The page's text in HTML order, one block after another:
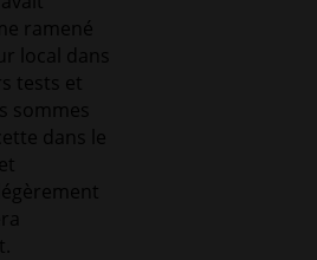
ramené
local dans
tests et
sommes
dans le